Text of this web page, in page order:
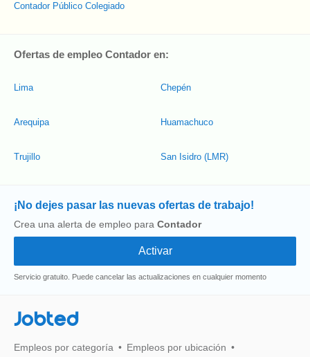
Contador Público Colegiado
Ofertas de empleo Contador en:
Lima
Arequipa
Trujillo
Chepén
Huamachuco
San Isidro (LMR)
¡No dejes pasar las nuevas ofertas de trabajo!
Crea una alerta de empleo para Contador
Servicio gratuito. Puede cancelar las actualizaciones en cualquier momento
Jobted
Empleos por categoría Empleos por ubicación